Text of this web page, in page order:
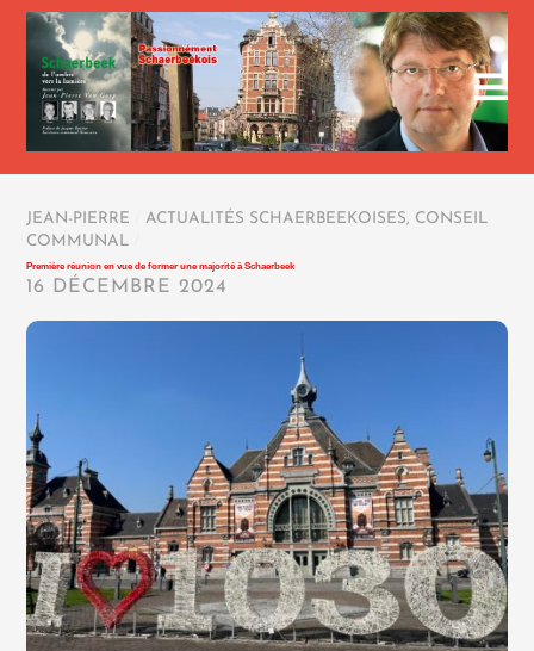
JEAN-PIERRE ACTUALITÉS SCHAERBEEKOISES, CONSEIL
COMMUNAL
Première réunion en vue de former une majorité à Schaerbeek
16 DÉCEMBRE 2024